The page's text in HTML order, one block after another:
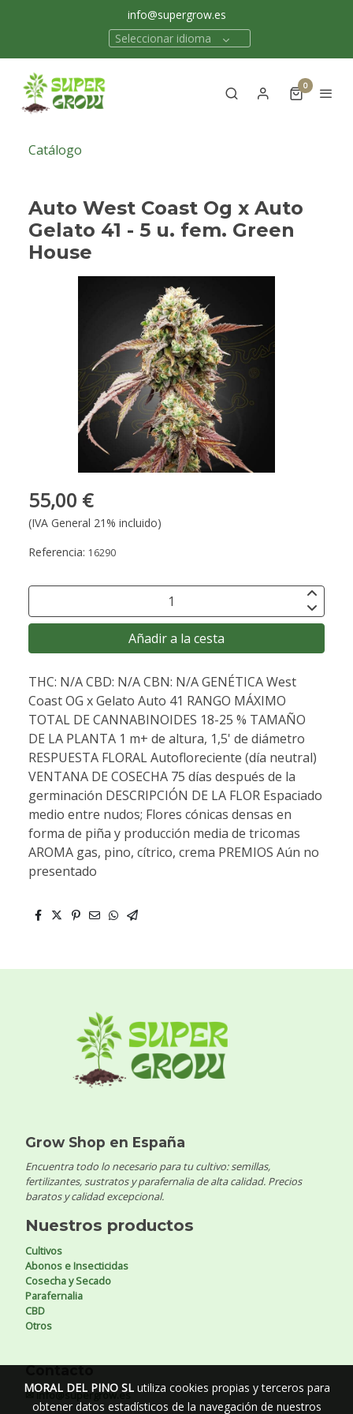
info@supergrow.es
Seleccionar idioma
0
Catálogo
Auto West Coast Og x Auto
Gelato 41 - 5 u. fem. Green
House
55,00 €
(IVA General 21% incluido)
Referencia: 16290
Añadir a la cesta
THC: N/A CBD: N/A CBN: N/A GENÉTICA West
Coast OG x Gelato Auto 41 RANGO MÁXIMO
TOTAL DE CANNABINOIDES 18-25 % TAMAÑO
DE LA PLANTA 1 m+ de altura, 1,5' de diámetro
RESPUESTA FLORAL Autofloreciente (día neutral)
VENTANA DE COSECHA 75 días después de la
germinación DESCRIPCIÓN DE LA FLOR Espaciado
medio entre nudos; Flores cónicas densas en
forma de piña y producción media de tricomas
AROMA gas, pino, cítrico, crema PREMIOS Aún no
presentado
Grow Shop en España
Encuentra todo lo necesario para tu cultivo: semillas,
fertilizantes, sustratos y parafernalia de alta calidad. Precios
baratos y calidad excepcional.
Nuestros productos
Cultivos
Abonos e Insecticidas
Cosecha y Secado
Parafernalia
CBD
Otros
Contacto
✉ info@supergrow.es
MORAL DEL PINO SLutiliza cookies propias y terceros para
obtener datos estadísticos de la navegación de nuestros